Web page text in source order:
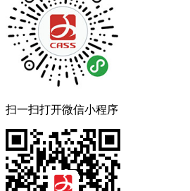
扫一扫打开微信小程序